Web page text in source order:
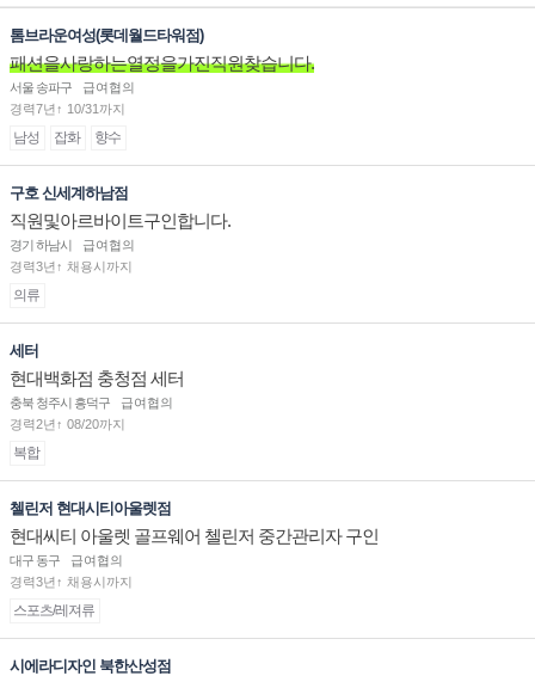
톰브라운여성(롯데월드타워점)
패션을사랑하는열정을가진직원찾습니다.
서울 송파구
급여협의
경력7년↑ 10/31까지
남성 잡화 향수
구호 신세계하남점
직원및아르바이트구인합니다.
경기 하남시
급여협의
경력3년↑ 채용시까지
의류
세터
현대백화점 충청점 세터
충북 청주시 흥덕구
급여협의
경력2년↑ 08/20까지
복합
첼린저 현대시티아울렛점
현대씨티 아울렛 골프웨어 첼린저 중간관리자 구인
대구 동구
급여협의
경력3년↑ 채용시까지
스포츠/레져류
시에라디자인 북한산성점